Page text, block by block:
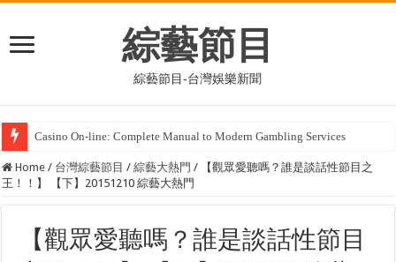
綜藝節目
綜藝節目-台灣娛樂新聞
Casino On-line: Complete Guide to Current Gambling Services
Home / 台灣綜藝節目 / 綜藝大熱門 /
【觀眾愛聽嗎？誰是談話性節目之
王！！】 【下】20151210 綜藝大熱門
【觀眾愛聽嗎？誰是談話性節目